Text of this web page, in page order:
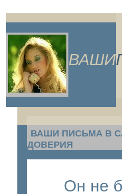
ВАШИ
ВАШИ ПИСЬМА В
ДОВЕРИЯ
Он не